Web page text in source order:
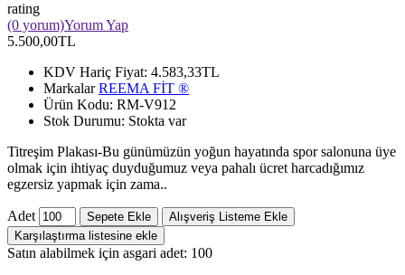
rating
(0 yorum)Yorum Yap
5.500,00TL
KDV Hariç Fiyat: 4.583,33TL
MarkalarREEMA FİT ®️
Ürün Kodu: RM-V912
Stok Durumu: Stokta var
Titreşim Plakası-Bu günümüzün yoğun hayatında spor salonuna üye
olmak için ihtiyaç duyduğumuz veya pahalı ücret harcadığımız
egzersiz yapmak için zama..
Adet Sepete Ekle
Alışveriş Listeme Ekle
Karşılaştırma listesine ekle
Satın alabilmek için asgari adet: 100